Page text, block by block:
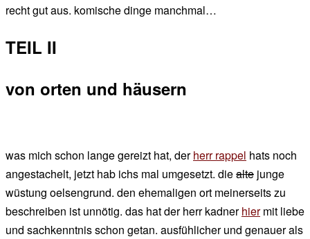
recht gut aus. komische dinge manchmal…
TEIL II
von orten und häusern
was mich schon lange gereizt hat, derherr rappel hats noch
angestachelt, jetzt hab ichs mal umgesetzt. diealte junge
wüstung oelsengrund. den ehemaligen ort meinerseits zu
beschreiben ist unnötig. das hat der herr kadnerhiermit liebe
und sachkenntnis schon getan. ausfühlicher und genauer als